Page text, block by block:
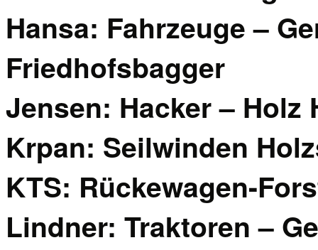
Hansa: Fahrzeuge –
Friedhofsbagger
Jensen: Hacker – Holz
Krpan: Seilwinden
KTS: Rückewagen-
Lindner: Traktoren –